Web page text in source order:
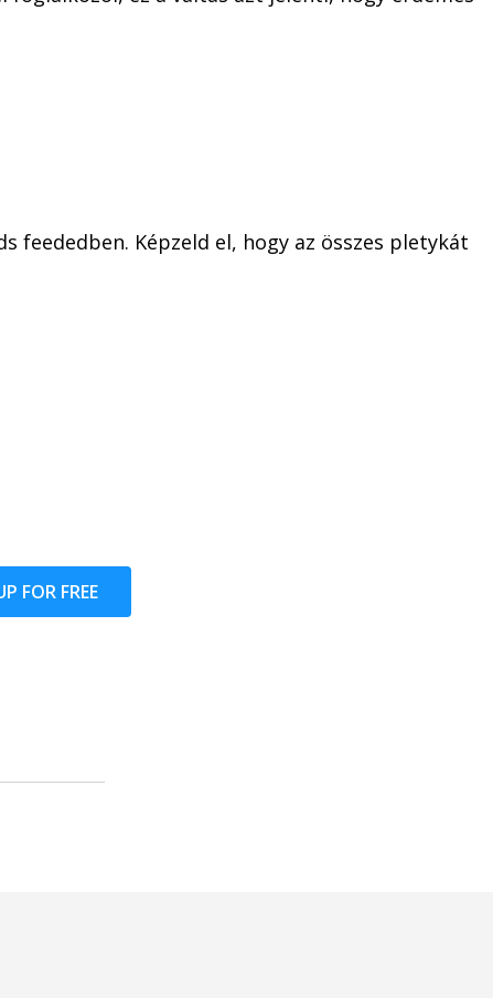
Képzeld el, hogy az összes pletykát
FOR FREE